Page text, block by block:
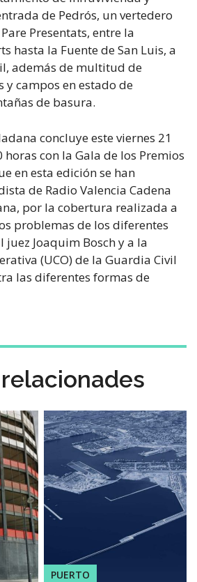
de Pedrós, un vertedero
Presentats, entre la
hasta la Fuente de San Luis, a
además de multitud de
y campos en estado de
de basura.
concluye este viernes 21
con la Gala de los Premios
en esta edición se han
de Radio Valencia Cadena
por la cobertura realizada a
problemas de los diferentes
juez Joaquim Bosch y a la
(UCO) de la Guardia Civil
las diferentes formas de
PUERTO